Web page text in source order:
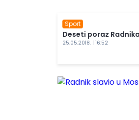
Sport
Deseti poraz
25.05.2018. | 16:52